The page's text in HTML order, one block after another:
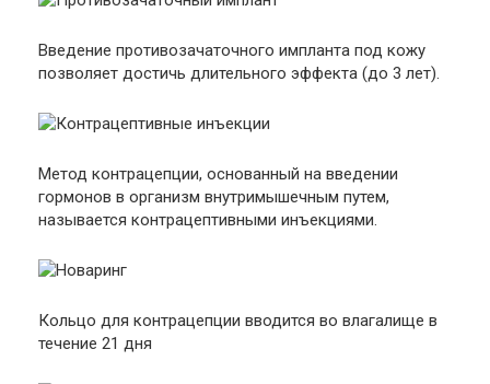
Введение противозачаточного импланта под кожу
позволяет достичь длительного эффекта (до 3 лет).
Метод контрацепции, основанный на введении
гормонов в организм внутримышечным путем,
называется контрацептивными инъекциями.
Кольцо для контрацепции вводится во влагалище в
течение 21 дня